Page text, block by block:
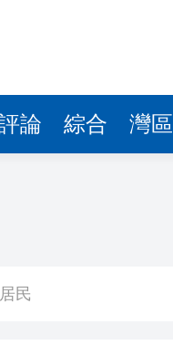
論 綜合 灣區
民